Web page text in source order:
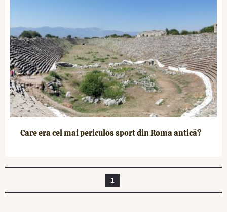
Care era cel mai periculos sport din Roma antică?
1